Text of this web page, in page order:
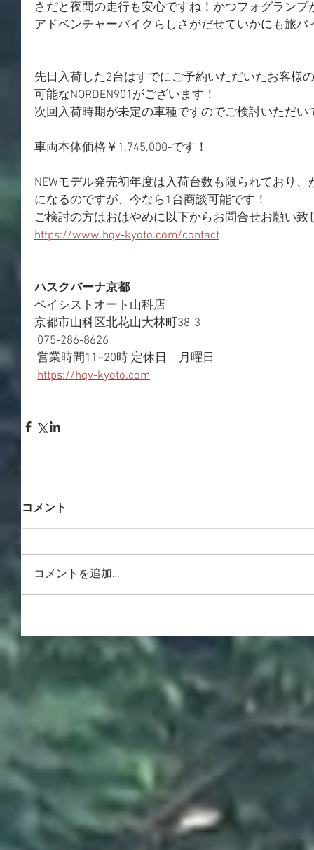
さだと夜間の走行も安心ですね！かつフォグラン
アドベンチャーバイクらしさがだせていかにも旅バ
先日入荷した2台はすでにご予約いただいたお客様
可能なNORDEN901がございます！
次回入荷時期が未定の車種ですのでご検討いただ
車両本体価格￥1,745,000-です！
NEWモデル発売初年度は入荷台数も限られており
になるのですが、今なら1台商談可能です！
ご検討の方はおはやめに以下からお問合せお願い致
https://www.hqv-kyoto.com/contact
ハスクバーナ京都
ベイシストオート山科店
京都市山科区北花山大林町38-3
075-286-8626
営業時間11~20時 定休日　月曜日
https://hqv-kyoto.com
コメント
コメントを追加…